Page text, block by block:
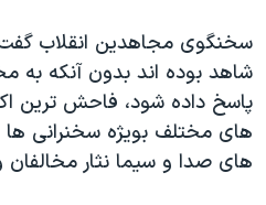
چهل سال گروگان‌گیری
قانون شفافیت دارائی کادر رهبری
اعتراضات مردمی آبان ۹۸
اسرائیل در جنگ
سخنگوی مجاهدين انقلاب
شاهد بوده اند بدون آنکه به
پاسخ داده شود، فاحش ترين
های مختلف بويژه سخنرانی
های صدا و سيما نثار